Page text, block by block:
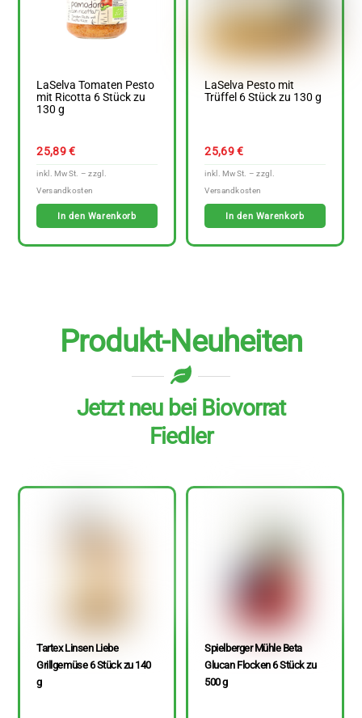
LaSelva Tomaten Pesto
mit Ricotta 6 Stück zu
130 g
25,89€
In den Warenkorb
LaSelva Pesto mit
Trüffel 6 Stück zu 130 g
25,69€
In den Warenkorb
Produkt-Neuheiten
Jetzt neu bei Biovorrat
Fiedler
Tartex Linsen Liebe
Grillgemüse 6 Stück zu 140
g
Spielberger Mühle Beta
Glucan Flocken 6 Stück zu
500 g